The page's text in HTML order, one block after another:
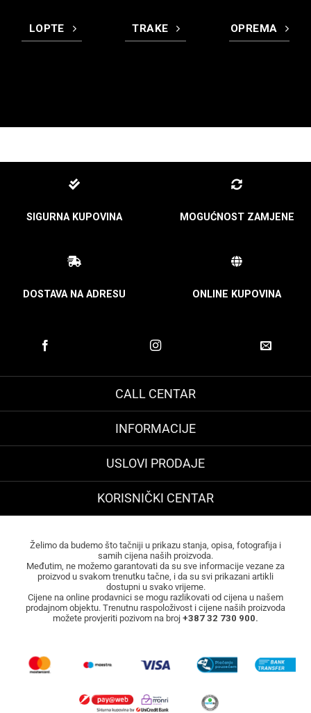
LOPTE TRAKE OPREMA
SIGURNA KUPOVINA MOGUĆNOST ZAMJENE
DOSTAVA NA ADRESU ONLINE KUPOVINA
CALL CENTAR
INFORMACIJE
USLOVI PRODAJE
KORISNIČKI CENTAR
Želimo da budemo što tačniji u prikazu stanja, opisa, fotografija i
samih cijena naših proizvoda.
Međutim, ne možemo garantovati da su sve informacije vezane za
proizvod u svakom trenutku tačne, i da su svi prikazani artikli
dostupni u svako vrijeme.
Cijene na online prodavnici se mogu razlikovati od cijena u našem
prodajnom objektu. Trenutnu raspoloživost i cijene naših proizvoda
možete provjeriti pozivom na broj +387 32 730 900.